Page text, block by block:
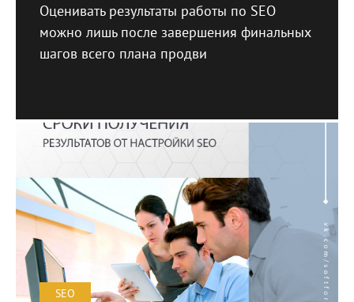
Оценивать результаты работы по SEO
можно лишь после завершения финальных
шагов всего плана продви
SEO